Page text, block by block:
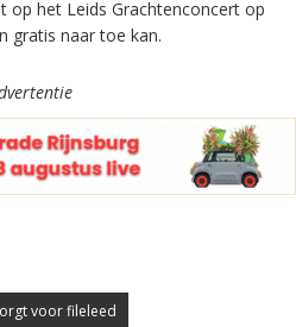
op het Leids Grachtenconcert op
gratis naar toe kan.
voor fileleed